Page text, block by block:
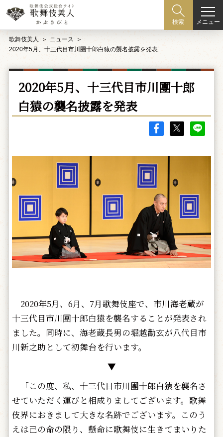
検索 メニュー
歌舞伎美人
ニュース
2020年5月、十三代目市川團十郎白猿の襲名披露を発表
2020年5月、十三代目市川團十郎
白猿の襲名披露を発表
2020年5月、6月、7月歌舞伎座で、市川海老蔵が
十三代目市川團十郎白猿を襲名することが発表され
ました。同時に、海老蔵長男の堀越勸玄が八代目市
川新之助として初舞台を行います。
▼
「この度、私、十三代目市川團十郎白猿を襲名さ
せていただく運びと相成りましてございます。歌舞
伎界におきまして大きな名跡でございます。このう
えは己の命の限り、懸命に歌舞伎に生きてまいりた